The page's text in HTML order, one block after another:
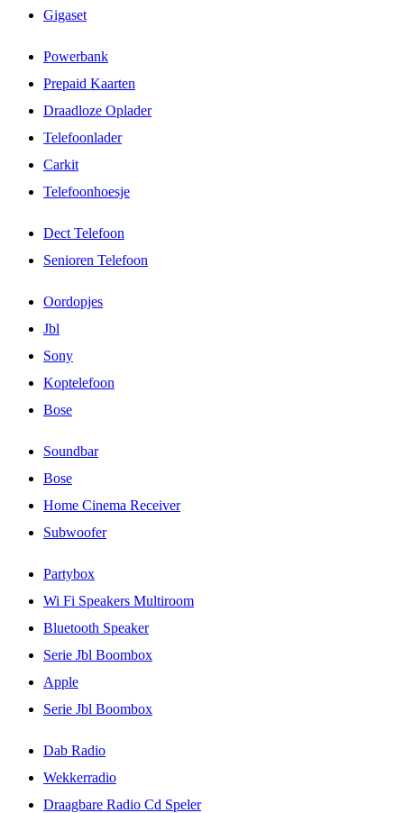
Gigaset
Powerbank
Prepaid Kaarten
Draadloze Oplader
Telefoonlader
Carkit
Telefoonhoesje
Dect Telefoon
Senioren Telefoon
Oordopjes
Jbl
Sony
Koptelefoon
Bose
Soundbar
Bose
Home Cinema Receiver
Subwoofer
Partybox
Wi Fi Speakers Multiroom
Bluetooth Speaker
Serie Jbl Boombox
Apple
Serie Jbl Boombox
Dab Radio
Wekkerradio
Draagbare Radio Cd Speler